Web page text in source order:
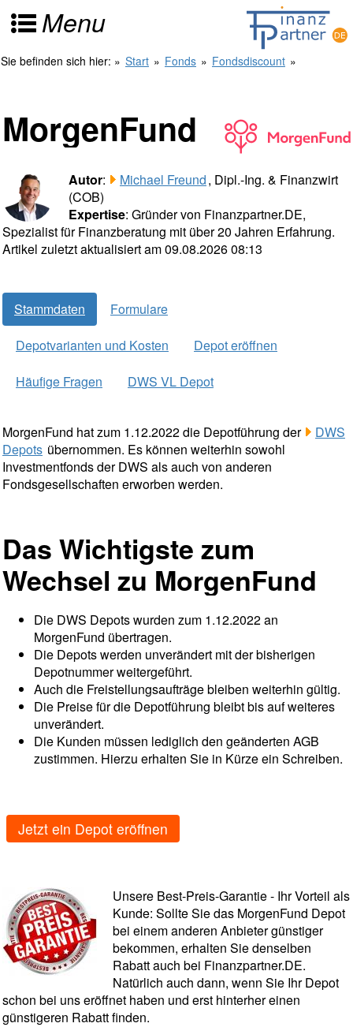
Menu
Sie befinden sich hier: » Start » Fonds » Fondsdiscount »
MorgenFund
Autor: Michael Freund, Dipl.-Ing. & Finanzwirt
(COB)
Expertise: Gründer von Finanzpartner.DE,
Spezialist für Finanzberatung mit über 20 Jahren Erfahrung.
Artikel zuletzt aktualisiert am 09.08.2026 08:13
Stammdaten
Formulare
Depotvarianten und Kosten
Depot eröffnen
Häufige Fragen
DWS VL Depot
MorgenFund hat zum 1.12.2022 die Depotführung der
DWS
Depots übernommen. Es können weiterhin sowohl
Investmentfonds der DWS als auch von anderen
Fondsgesellschaften erworben werden.
Das Wichtigste zum
Wechsel zu MorgenFund
Die DWS Depots wurden zum 1.12.2022 an
MorgenFund übertragen.
Die Depots werden unverändert mit der bisherigen
Depotnummer weitergeführt.
Auch die Freistellungsaufträge bleiben weiterhin gültig.
Die Preise für die Depotführung bleibt bis auf weiteres
unverändert.
Die Kunden müssen lediglich den geänderten AGB
zustimmen. Hierzu erhalten Sie in Kürze ein Schreiben.
Jetzt ein Depot eröffnen
Unsere Best-Preis-Garantie - Ihr Vorteil als
Kunde: Sollte Sie das MorgenFund Depot
bei einem anderen Anbieter günstiger
bekommen, erhalten Sie denselben
Rabatt auch bei Finanzpartner.DE.
Natürlich auch dann, wenn Sie Ihr Depot
schon bei uns eröffnet haben und erst hinterher einen
günstigeren Rabatt finden.